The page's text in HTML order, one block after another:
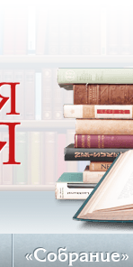
«Собрание»